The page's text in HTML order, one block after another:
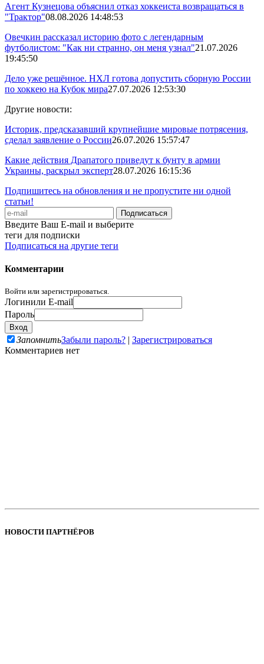
Агент Кузнецова объяснил отказ хоккеиста возвращаться в
"Трактор"08.08.2026 14:48:53
Овечкин рассказал историю фото с легендарным
футболистом: "Как ни странно, он меня узнал"21.07.2026
19:45:50
Дело уже решённое. НХЛ готова допустить сборную России
по хоккею на Кубок мира27.07.2026 12:53:30
Другие новости:
Историк, предсказавший крупнейшие мировые потрясения,
сделал заявление о России26.07.2026 15:57:47
Какие действия Драпатого приведут к бунту в армии
Украины, раскрыл эксперт28.07.2026 16:15:36
Подпишитесь на обновления и не пропустите ни одной
статьи!
Введите Ваш E-mail и выберите
теги для подписки
Подписаться на другие теги
Комментарии
Войти или зарегистрироваться.
Логинили E-mail
Пароль
ЗапомнитьЗабыли пароль? | Зарегистрироваться
Комментариев нет
НОВОСТИ ПАРТНЁРОВ